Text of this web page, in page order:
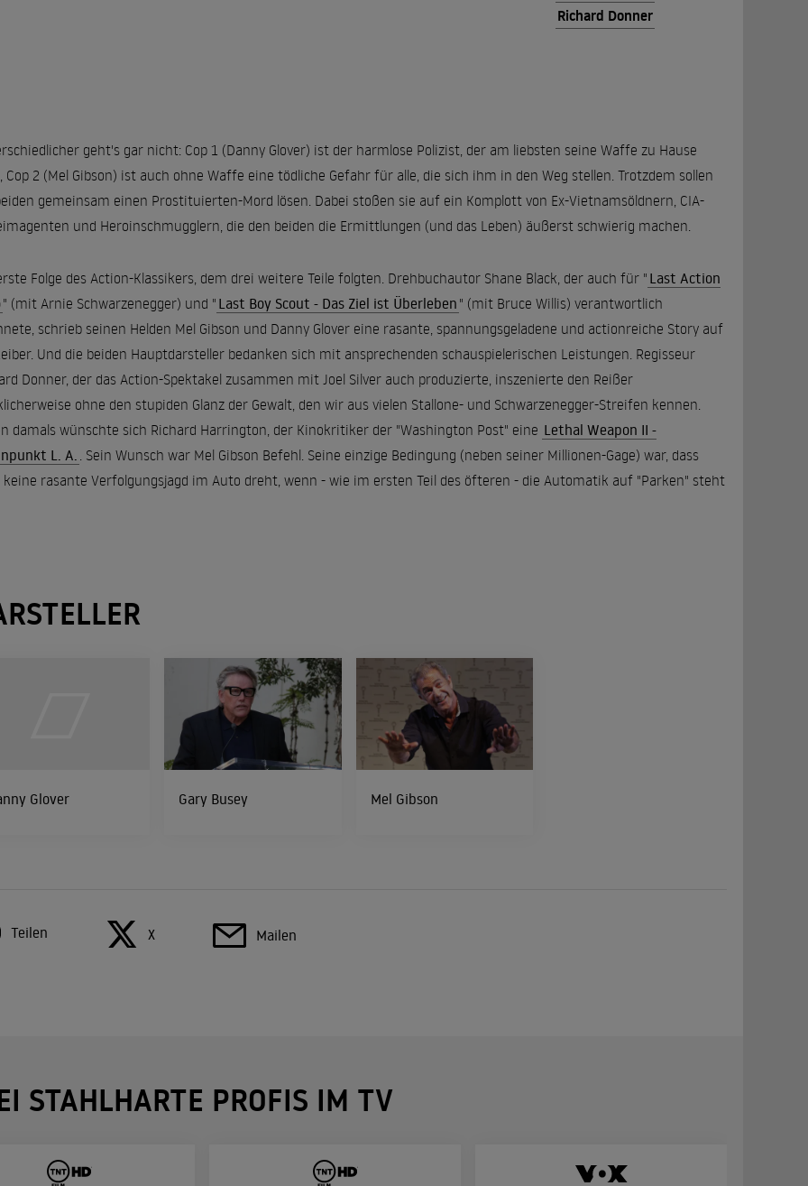
Richard Donner
geht's gar nicht: Cop 1 (Danny Glover) ist der harmlose Polizist, der am liebsten seine Waffe zu Hause
Cop 2 (Mel Gibson) ist auch ohne Waffe eine tödliche Gefahr für alle, die sich ihm in den Weg stellen. Trotzdem sollen
gemeinsam einen Prostituierten-Mord lösen. Dabei stoßen sie auf ein Komplott von Ex-Vietnamsöldnern, CIA-
und Heroinschmugglern, die den beiden die Ermittlungen (und das Leben) äußerst schwierig machen.
Folge des Action-Klassikers, dem drei weitere Teile folgten. Drehbuchautor Shane Black, der auch für " Last Action
" (mit Arnie Schwarzenegger) und " Last Boy Scout - Das Ziel ist Überleben " (mit Bruce Willis) verantwortlich
schrieb seinen Helden Mel Gibson und Danny Glover eine rasante, spannungsgeladene und actionreiche Story auf
Und die beiden Hauptdarsteller bedanken sich mit ansprechenden schauspielerischen Leistungen. Regisseur
Donner, der das Action-Spektakel zusammen mit Joel Silver auch produzierte, inszenierte den Reißer
ohne den stupiden Glanz der Gewalt, den wir aus vielen Stallone- und Schwarzenegger-Streifen kennen.
damals wünschte sich Richard Harrington, der Kinokritiker der "Washington Post" eine Lethal Weapon II -
L. A. . Sein Wunsch war Mel Gibson Befehl. Seine einzige Bedingung (neben seiner Millionen-Gage) war, dass
rasante Verfolgungsjagd im Auto dreht, wenn - wie im ersten Teil des öfteren - die Automatik auf "Parken" steht
Glover Gary Busey Mel Gibson
Teilen X Mailen
STAHLHARTE PROFIS IM TV